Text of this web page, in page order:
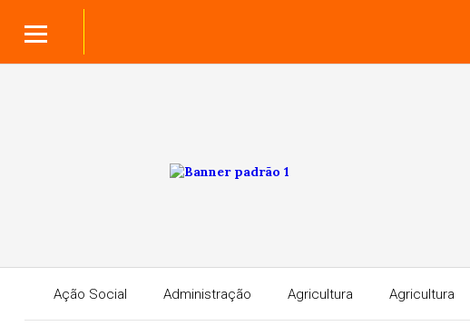
Ação Social Administração Agricultura Agricultura